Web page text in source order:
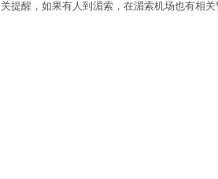
醒，如果有人到湄索，在湄索机场也有相